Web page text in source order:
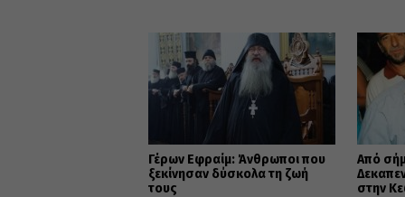
Γέρων Εφραίμ: Άνθρωποι που
ξεκίνησαν δύσκολα τη ζωή
τους
Από
στην